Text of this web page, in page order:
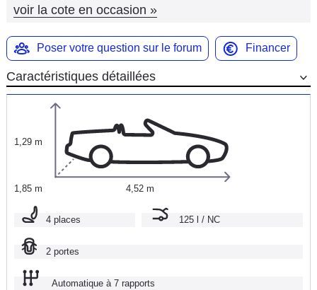
voir la cote en occasion »
Poser votre question sur le forum Financer
Caractéristiques détaillées
1,29 m
1,85 m 4,52 m
4 places 125 l / NC
2 portes
Automatique à 7 rapports